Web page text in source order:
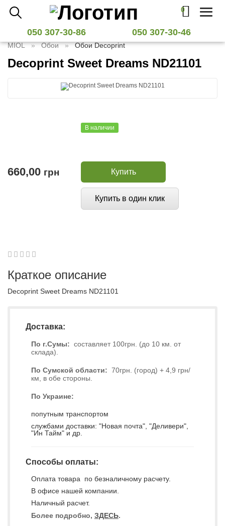
0
Toggle
050 307-30-86 050 307-30-46
MIOL Обои Обои Decoprint
Decoprint Sweet Dreams ND21101
В наличии
660,00 грн Купить
Купить в один клик
12345
Краткое описание
Decoprint Sweet Dreams ND21101
Доставка:
По г.Сумы: составляет 100грн. (до 10 км. от
склада).
По Сумской области: 70грн. (город) + 4,9 грн/
км, в обе стороны.
По Украине:
попутным транспортом
службами доставки: "Новая почта", "Деливери",
"Ин Тайм" и др.
Способы оплаты:
Оплата товара по безналичному расчету.
В офисе нашей компании.
Наличный расчет.
Более подробно, ЗДЕСЬ.